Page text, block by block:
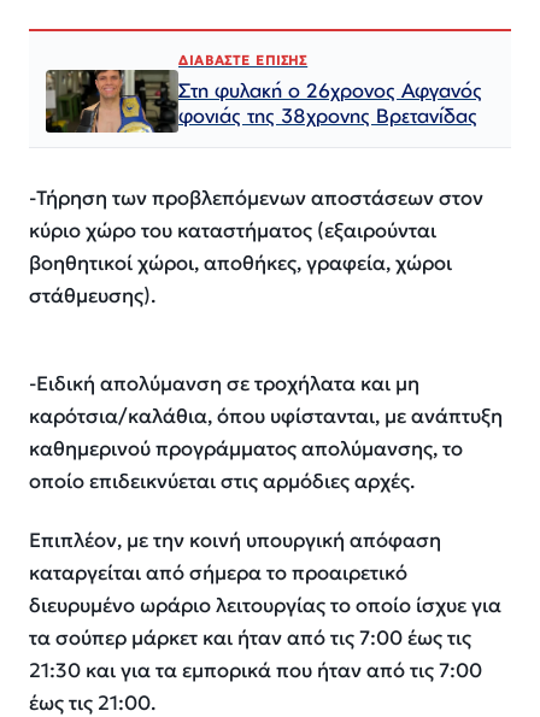
ΔΙΑΒΑΣΤΕ ΕΠΙΣΗΣ
Στη φυλακή ο 26χρονος Αφγανός
φονιάς της 38χρονης Βρετανίδας
-Τήρηση των προβλεπόμενων αποστάσεων στον
κύριο χώρο του καταστήματος (εξαιρούνται
βοηθητικοί χώροι, αποθήκες, γραφεία, χώροι
στάθμευσης).
-Ειδική απολύμανση σε τροχήλατα και μη
καρότσια/καλάθια, όπου υφίστανται, με ανάπτυξη
καθημερινού προγράμματος απολύμανσης, το
οποίο επιδεικνύεται στις αρμόδιες αρχές.
Επιπλέον, με την κοινή υπουργική απόφαση
καταργείται από σήμερα το προαιρετικό
διευρυμένο ωράριο λειτουργίας το οποίο ίσχυε για
τα σούπερ μάρκετ και ήταν από τις 7:00 έως τις
21:30 και για τα εμπορικά που ήταν από τις 7:00
έως τις 21:00.